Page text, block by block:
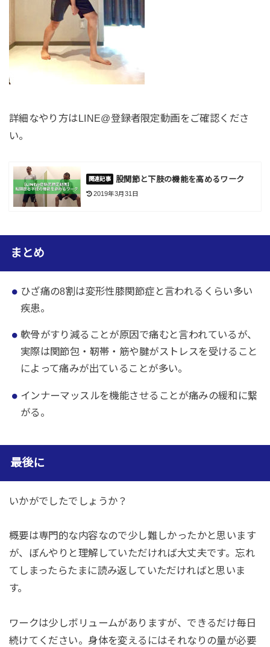
詳細なやり方はLINE@登録者限定動画をご確認くださ
い。
股関節と下肢の機能を高めるワーク
2019年3月31日
まとめ
ひざ痛の8割は変形性膝関節症と言われるくらい多い
疾患。
軟骨がすり減ることが原因で痛むと言われているが、
実際は関節包・靭帯・筋や腱がストレスを受けること
によって痛みが出ていることが多い。
インナーマッスルを機能させることが痛みの緩和に繋
がる。
最後に
いかがでしたでしょうか？
概要は専門的な内容なので少し難しかったかと思います
が、ぼんやりと理解していただければ大丈夫です。忘れ
てしまったらたまに読み返していただければと思いま
す。
ワークは少しボリュームがありますが、できるだけ毎日
続けてください。身体を変えるにはそれなりの量が必要